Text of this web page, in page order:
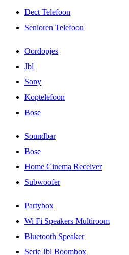
Dect Telefoon
Senioren Telefoon
Oordopjes
Jbl
Sony
Koptelefoon
Bose
Soundbar
Bose
Home Cinema Receiver
Subwoofer
Partybox
Wi Fi Speakers Multiroom
Bluetooth Speaker
Serie Jbl Boombox